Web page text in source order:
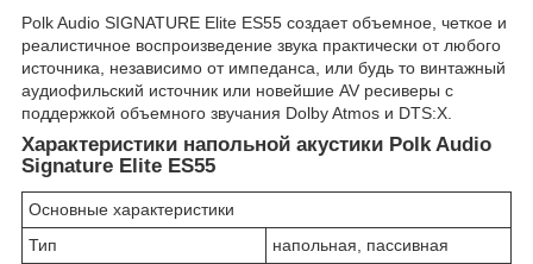
Polk Audio SIGNATURE Elite ES55 создает объемное, четкое и
реалистичное воспроизведение звука практически от любого
источника, независимо от импеданса, или будь то винтажный
аудиофильский источник или новейшие AV ресиверы с
поддержкой объемного звучания Dolby Atmos и DTS:X.
Характеристики напольной акустики Polk Audio
Signature Elite ES55
Основные характеристики
Тип
напольная, пассивная